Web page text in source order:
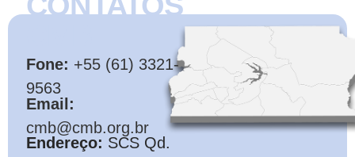
Fone: +55 (61) 3321-
9563
Email:
cmb@cmb.org.br
Endereço: SCS Qd.